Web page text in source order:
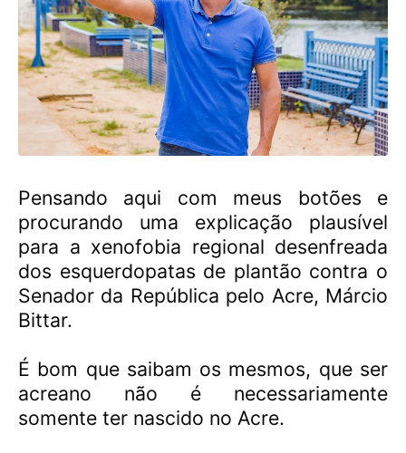
Pensando aqui com meus botões e
procurando uma explicação plausível
para a xenofobia regional desenfreada
dos esquerdopatas de plantão contra o
Senador da República pelo Acre, Márcio
Bittar.
É bom que saibam os mesmos, que ser
acreano não é necessariamente
somente ter nascido no Acre.